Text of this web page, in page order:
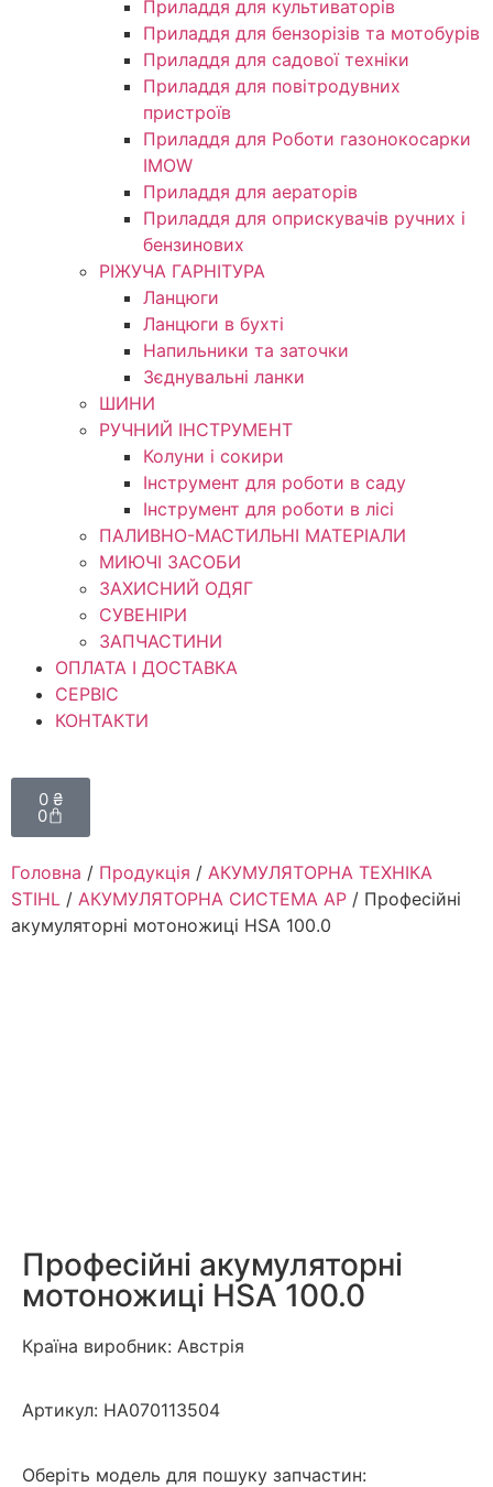
Приладдя для культиваторів
Приладдя для бензорізів та мотобурів
Приладдя для садової техніки
Приладдя для повітродувних
пристроїв
Приладдя для Роботи газонокосарки
IMOW
Приладдя для аераторів
Приладдя для оприскувачів ручних і
бензинових
РІЖУЧА ГАРНІТУРА
Ланцюги
Ланцюги в бухті
Напильники та заточки
Зєднувальні ланки
ШИНИ
РУЧНИЙ ІНСТРУМЕНТ
Колуни і сокири
Інструмент для роботи в саду
Інструмент для роботи в лісі
ПАЛИВНО-МАСТИЛЬНІ МАТЕРІАЛИ
МИЮЧІ ЗАСОБИ
ЗАХИСНИЙ ОДЯГ
СУВЕНІРИ
ЗАПЧАСТИНИ
ОПЛАТА І ДОСТАВКА
СЕРВІС
КОНТАКТИ
0 ₴
0
Головна / Продукція / АКУМУЛЯТОРНА ТЕХНІКА
STIHL / АКУМУЛЯТОРНА СИСТЕМА АР / Професійні
акумуляторні мотоножиці HSA 100.0
Професійні акумуляторні
мотоножиці HSA 100.0
Країна виробник: Австрія
Артикул: HA070113504
Оберіть модель для пошуку запчастин: